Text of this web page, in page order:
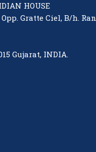
HOUSE
Gratte Ciel, B/h.
Gujarat, INDIA.